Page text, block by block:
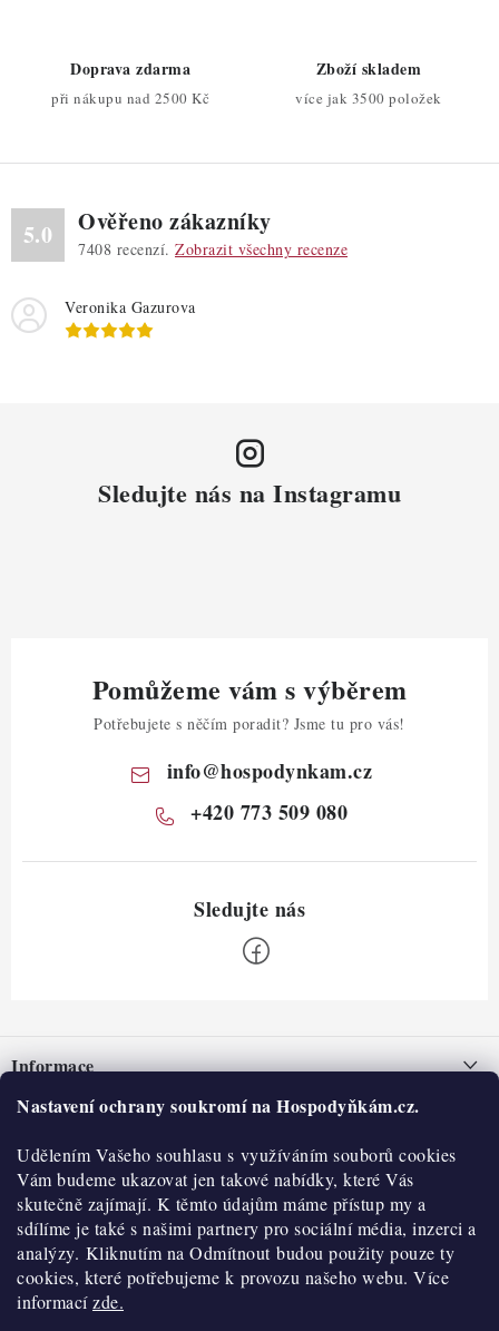
Nastavení ochrany soukromí na Hospodyňkám.cz.
Udělením Vašeho souhlasu s využíváním souborů cookies
Vám budeme ukazovat jen takové nabídky, které Vás
skutečně zajímají. K těmto údajům máme přístup my a
sdílíme je také s našimi partnery pro sociální média, inzerci a
analýzy. Kliknutím na Odmítnout budou použity pouze ty
cookies, které potřebujeme k provozu našeho webu. Více
informacízde.
Doprava zdarma
při nákupu nad 2500 Kč
Zboží skladem
více jak 3500 položek
5.0 Ověřeno zákazníky
7408 recenzí. Zobrazit všechny recenze
Veronika Gazurova
Sledujte nás na Instagramu
Pomůžeme vám s výběrem
Potřebujete s něčím poradit? Jsme tu pro vás!
info@hospodynkam.cz
+420 773 509 080
pInformace
Nepřevzetí zásilky na dobírku
Obchodní podmínky
Hodnocení obchodu
Blog
Moje objednávka
O nás
Historie
Kontakty
O nákupu
Reklamace a vratky
Výdejní místa